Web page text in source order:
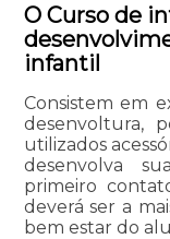
O Curso de
infantil
Consistem em
desenvoltura,
utilizados
desenvolva
primeiro
deverá ser a
bem estar do